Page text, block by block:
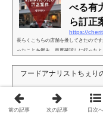
べる有
ら訂正
https://
長らくこちらの店舗を推してきたので
ったことを鑑み、再度確認しに行った
お店2018年Dim Tu Tac です。飲茶を食
値段、色々頃合いで、４区にある頃は
フードアナリストちぇり
【営
ルの
前の記事 次の記事 目次へ